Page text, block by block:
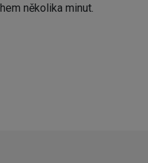
několika minut.